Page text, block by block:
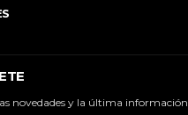
novedades y la última información.